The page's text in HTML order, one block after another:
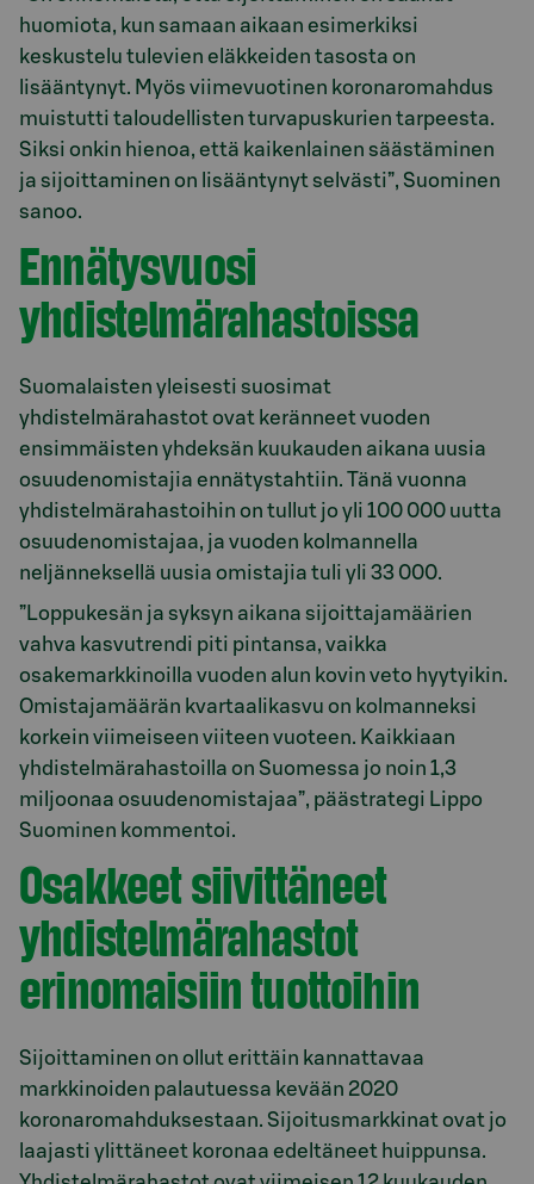
huomiota, kun samaan aikaan esimerkiksi
keskustelu tulevien eläkkeiden tasosta on
lisääntynyt. Myös viimevuotinen koronaromahdus
muistutti taloudellisten turvapuskurien tarpeesta.
Siksi onkin hienoa, että kaikenlainen säästäminen
ja sijoittaminen on lisääntynyt selvästi”, Suominen
sanoo.
Ennätysvuosi
yhdistelmärahastoissa
Suomalaisten yleisesti suosimat
yhdistelmärahastot ovat keränneet vuoden
ensimmäisten yhdeksän kuukauden aikana uusia
osuudenomistajia ennätystahtiin. Tänä vuonna
yhdistelmärahastoihin on tullut jo yli 100 000 uutta
osuudenomistajaa, ja vuoden kolmannella
neljänneksellä uusia omistajia tuli yli 33 000.
”Loppukesän ja syksyn aikana sijoittajamäärien
vahva kasvutrendi piti pintansa, vaikka
osakemarkkinoilla vuoden alun kovin veto hyytyikin.
Omistajamäärän kvartaalikasvu on kolmanneksi
korkein viimeiseen viiteen vuoteen. Kaikkiaan
yhdistelmärahastoilla on Suomessa jo noin 1,3
miljoonaa osuudenomistajaa”, päästrategi Lippo
Suominen kommentoi.
Osakkeet siivittäneet
yhdistelmärahastot
erinomaisiin tuottoihin
Sijoittaminen on ollut erittäin kannattavaa
markkinoiden palautuessa kevään 2020
koronaromahduksestaan. Sijoitusmarkkinat ovat jo
laajasti ylittäneet koronaa edeltäneet huippunsa.